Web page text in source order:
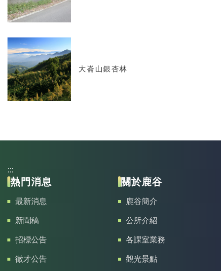
大崙山銀杏林
:::
熱門消息
最新消息
新聞稿
招標公告
徵才公告
關於鹿谷
鹿谷簡介
公所介紹
各課室業務
觀光景點